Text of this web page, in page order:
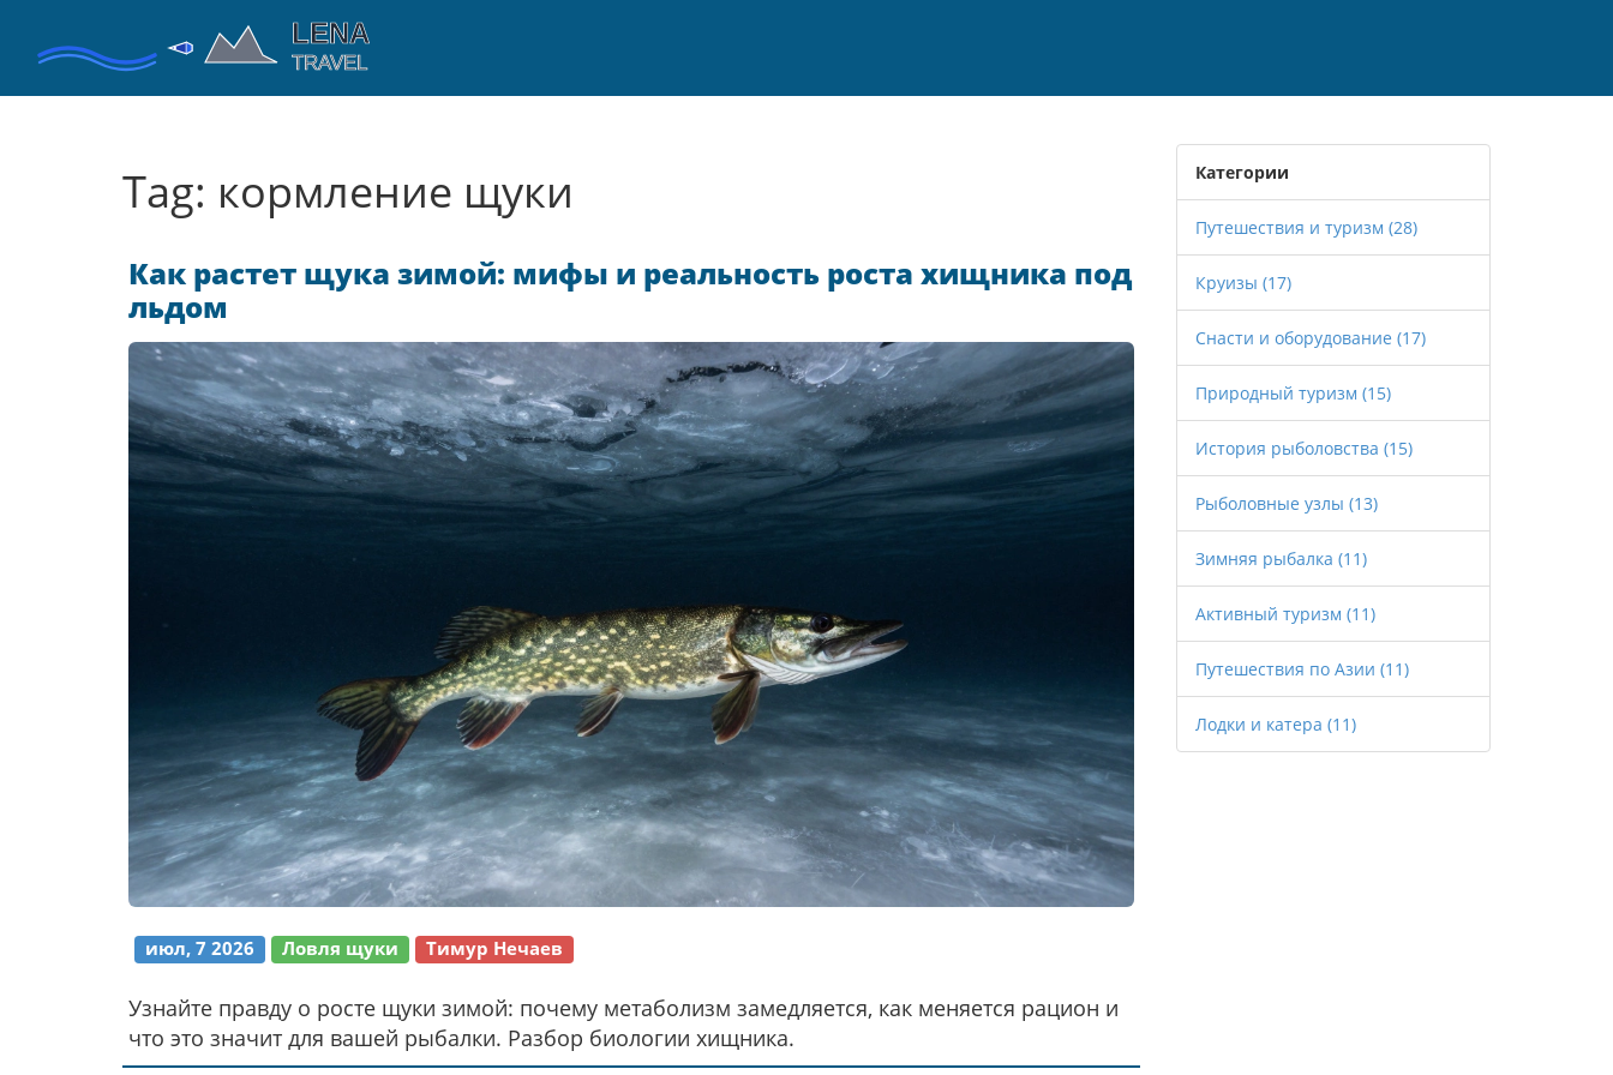
Tag: кормление щуки
Как растет щука зимой: мифы и реальность роста хищника под
льдом
июл, 7 2026 Ловля щуки Тимур Нечаев
Узнайте правду о росте щуки зимой: почему метаболизм замедляется, как меняется рацион и
что это значит для вашей рыбалки. Разбор биологии хищника.
Категории
Путешествия и туризм (28)
Круизы (17)
Снасти и оборудование (17)
Природный туризм (15)
История рыболовства (15)
Рыболовные узлы (13)
Зимняя рыбалка (11)
Активный туризм (11)
Путешествия по Азии (11)
Лодки и катера (11)